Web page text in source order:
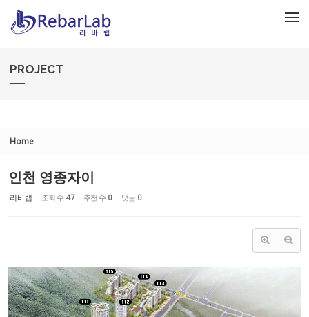
PROJECT
Home
인천 영종자이
리바랩 조회 수 47 추천 수 0 댓글 0